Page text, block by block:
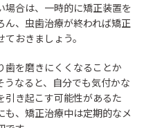
場合は、一時的に矯正装置を
、虫歯治療が終われば矯正
おきましょう。
歯を磨きにくくなることか
なると、自分でも気付かな
引き起こす可能性があるた
、矯正治療中は定期的なメ